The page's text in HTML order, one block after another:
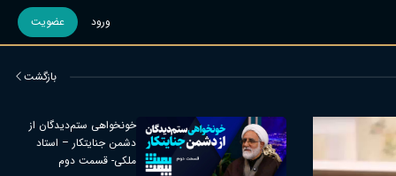
ورود عضویت
بازگشت
خونخواهی ستم‌دیدگان از
دشمن جنایتکار – استاد
ملکی- قسمت دوم